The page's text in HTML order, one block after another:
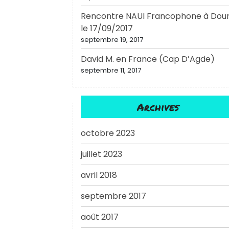
Rencontre NAUI Francophone à
le 17/09/2017
septembre 19, 2017
David M. en France (Cap D’Agde)
septembre 11, 2017
Archives
octobre 2023
juillet 2023
avril 2018
septembre 2017
août 2017